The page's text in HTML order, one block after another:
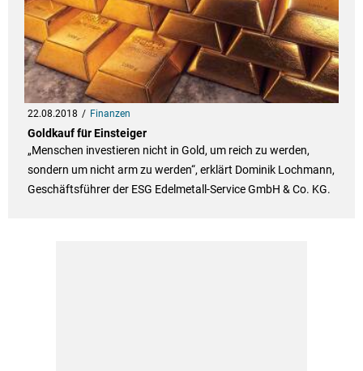
22.08.2018 Finanzen
Goldkauf für Einsteiger
„Menschen investieren nicht in Gold, um reich zu werden,
sondern um nicht arm zu werden“, erklärt Dominik Lochmann,
Geschäftsführer der ESG Edelmetall-Service GmbH & Co. KG.